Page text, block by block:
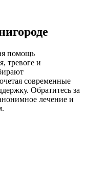
помощь
тревоге и
современные
Обратитесь за
лечение и